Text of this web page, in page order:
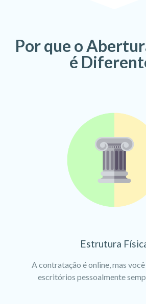
Por que o
é
Estrutura
A contratação é online, mas
escritórios pessoalmente